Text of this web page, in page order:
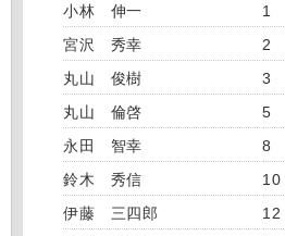
小林 伸一 1
宮沢 秀幸
2
丸山 俊樹
3
丸山 倫啓
5
永田 智幸
8
鈴木 秀信
10
伊藤 三四郎
12